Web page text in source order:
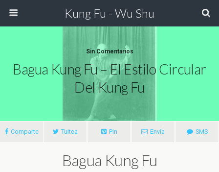
Kung Fu - Wu Shu
Sin Comentarios
Bagua Kung Fu – El Estilo Circular
Del Kung Fu
Comparte Tuitea Pin Envía SMS
Bagua Kung Fu